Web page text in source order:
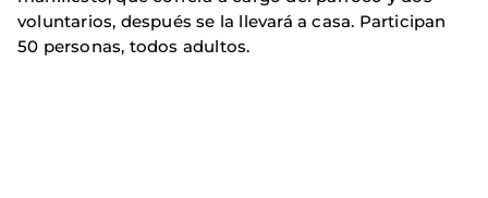
voluntarios, después se la llevará a casa. Participan
50 personas, todos adultos.